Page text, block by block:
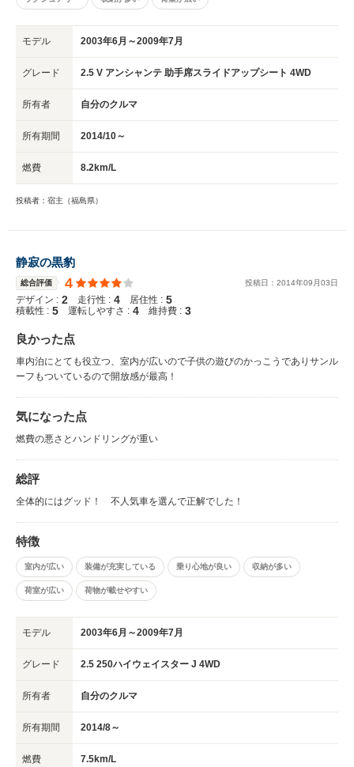
モデル 2003年6月～2009年7月
グレード 2.5 V アンシャンテ 助手席スライドアップシート 4WD
所有者 自分のクルマ
所有期間 2014/10～
燃費 8.2km/L
投稿者：宿主（福島県）
静寂の黒豹
総合評価 4 投稿日： 2014年09 月03日
デザイン : 2 走行性 : 4 居住性 : 5
積載性 : 5 運転しやすさ : 4 維持費 : 3
良かった点
車内泊にとても役立つ、室内が広いので子供の遊びのかっこうでありサンル
ーフもついているので開放感が最高！
気になった点
燃費の悪さとハンドリングが重い
総評
全体的にはグッド！ 不人気車を選んで正解でした！
特徴
室内が広い 装備が充実している 乗り心地が良い 収納が多い
荷室が広い 荷物が載せやすい
モデル 2003年6月～2009年7月
グレード 2.5 250ハイウェイスター J 4WD
所有者 自分のクルマ
所有期間 2014/8～
燃費 7.5km/L